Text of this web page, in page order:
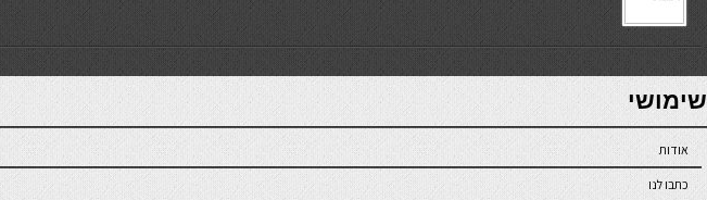
7slots
seriöse online casinos österreich
שימושי
אודות
כתבו לנו